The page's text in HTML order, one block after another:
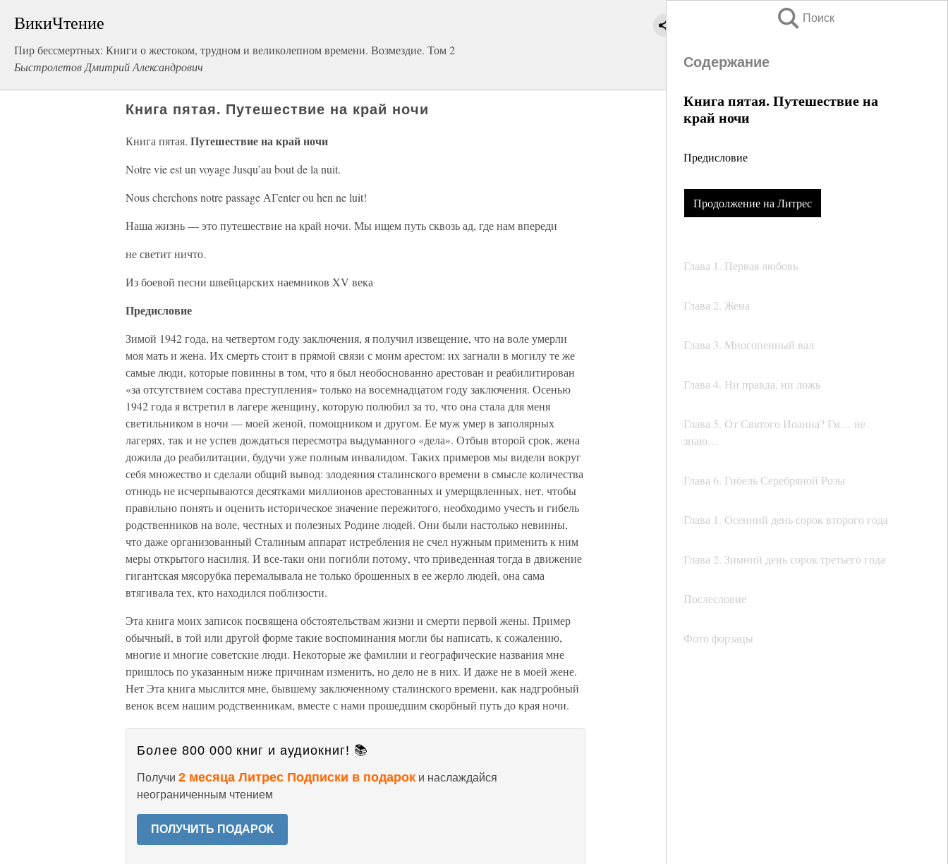
ВикиЧтение
Пир бессмертных: Книги о жестоком, трудном и великолепном времени. Возмездие. Том 2
Быстролетов Дмитрий Александрович
Поиск
Содержание
Книга пятая. Путешествие на
край ночи
Предисловие
Продолжение на Литрес
Глава 1. Первая любовь
Глава 2. Жена
Глава 3. Многопенный вал
Глава 4. Ни правда, ни ложь
Глава 5. От Святого Иоанна? Гм… не
знаю…
Глава 6. Гибель Серебряной Розы
Глава 1. Осенний день сорок второго года
Глава 2. Зимний день сорок третьего года
Послесловие
Фото форзацы
Книга пятая. Путешествие на край ночи
Книга пятая. Путешествие на край ночи
Notre vie est un voyage Jusqu’au bout de la nuit.
Nous cherchons notre passage АГenter ou hen ne luit!
Наша жизнь — это путешествие на край ночи. Мы ищем путь сквозь ад, где нам впереди
не светит ничто.
Из боевой песни швейцарских наемников XV века
Предисловие
Зимой 1942 года, на четвертом году заключения, я получил извещение, что на воле умерли
моя мать и жена. Их смерть стоит в прямой связи с моим арестом: их загнали в могилу те же
самые люди, которые повинны в том, что я был необоснованно арестован и реабилитирован
«за отсутствием состава преступления» только на восемнадцатом году заключения. Осенью
1942 года я встретил в лагере женщину, которую полюбил за то, что она стала для меня
светильником в ночи — моей женой, помощником и другом. Ее муж умер в заполярных
лагерях, так и не успев дождаться пересмотра выдуманного «дела». Отбыв второй срок, жена
дожила до реабилитации, будучи уже полным инвалидом. Таких примеров мы видели вокруг
себя множество и сделали общий вывод: злодеяния сталинского времени в смысле количества
отнюдь не исчерпываются десятками миллионов арестованных и умерщвленных, нет, чтобы
правильно понять и оценить историческое значение пережитого, необходимо учесть и гибель
родственников на воле, честных и полезных Родине людей. Они были настолько невинны,
что даже организованный Сталиным аппарат истребления не счел нужным применить к ним
меры открытого насилия. И все-таки они погибли потому, что приведенная тогда в движение
гигантская мясорубка перемалывала не только брошенных в ее жерло людей, она сама
втягивала тех, кто находился поблизости.
Эта книга моих записок посвящена обстоятельствам жизни и смерти первой жены. Пример
обычный, в той или другой форме такие воспоминания могли бы написать, к сожалению,
многие и многие советские люди. Некоторые же фамилии и географические названия мне
пришлось по указанным ниже причинам изменить, но дело не в них. И даже не в моей жене.
Нет Эта книга мыслится мне, бывшему заключенному сталинского времени, как надгробный
венок всем нашим родственникам, вместе с нами прошедшим скорбный путь до края ночи.
Более 800 000 книг и аудиокниг! 📚
Получи 2 месяца Литрес Подписки в подарок и наслаждайся
неограниченным чтением
ПОЛУЧИТЬ ПОДАРОК